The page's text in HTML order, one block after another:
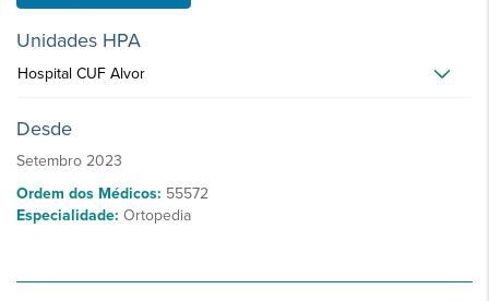
Unidades HPA
Hospital CUF Alvor
Desde
Setembro 2023
Ordem dos Médicos: 55572
Especialidade: Ortopedia